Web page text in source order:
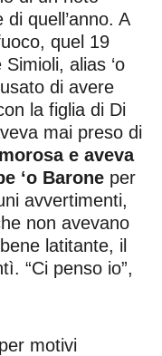
quell’anno. A
quel 19
alias ‘o
di avere
la figlia di Di
mai preso di
e aveva
‘o Barone per
avvertimenti,
non avevano
latitante, il
“Ci penso io”,
motivi